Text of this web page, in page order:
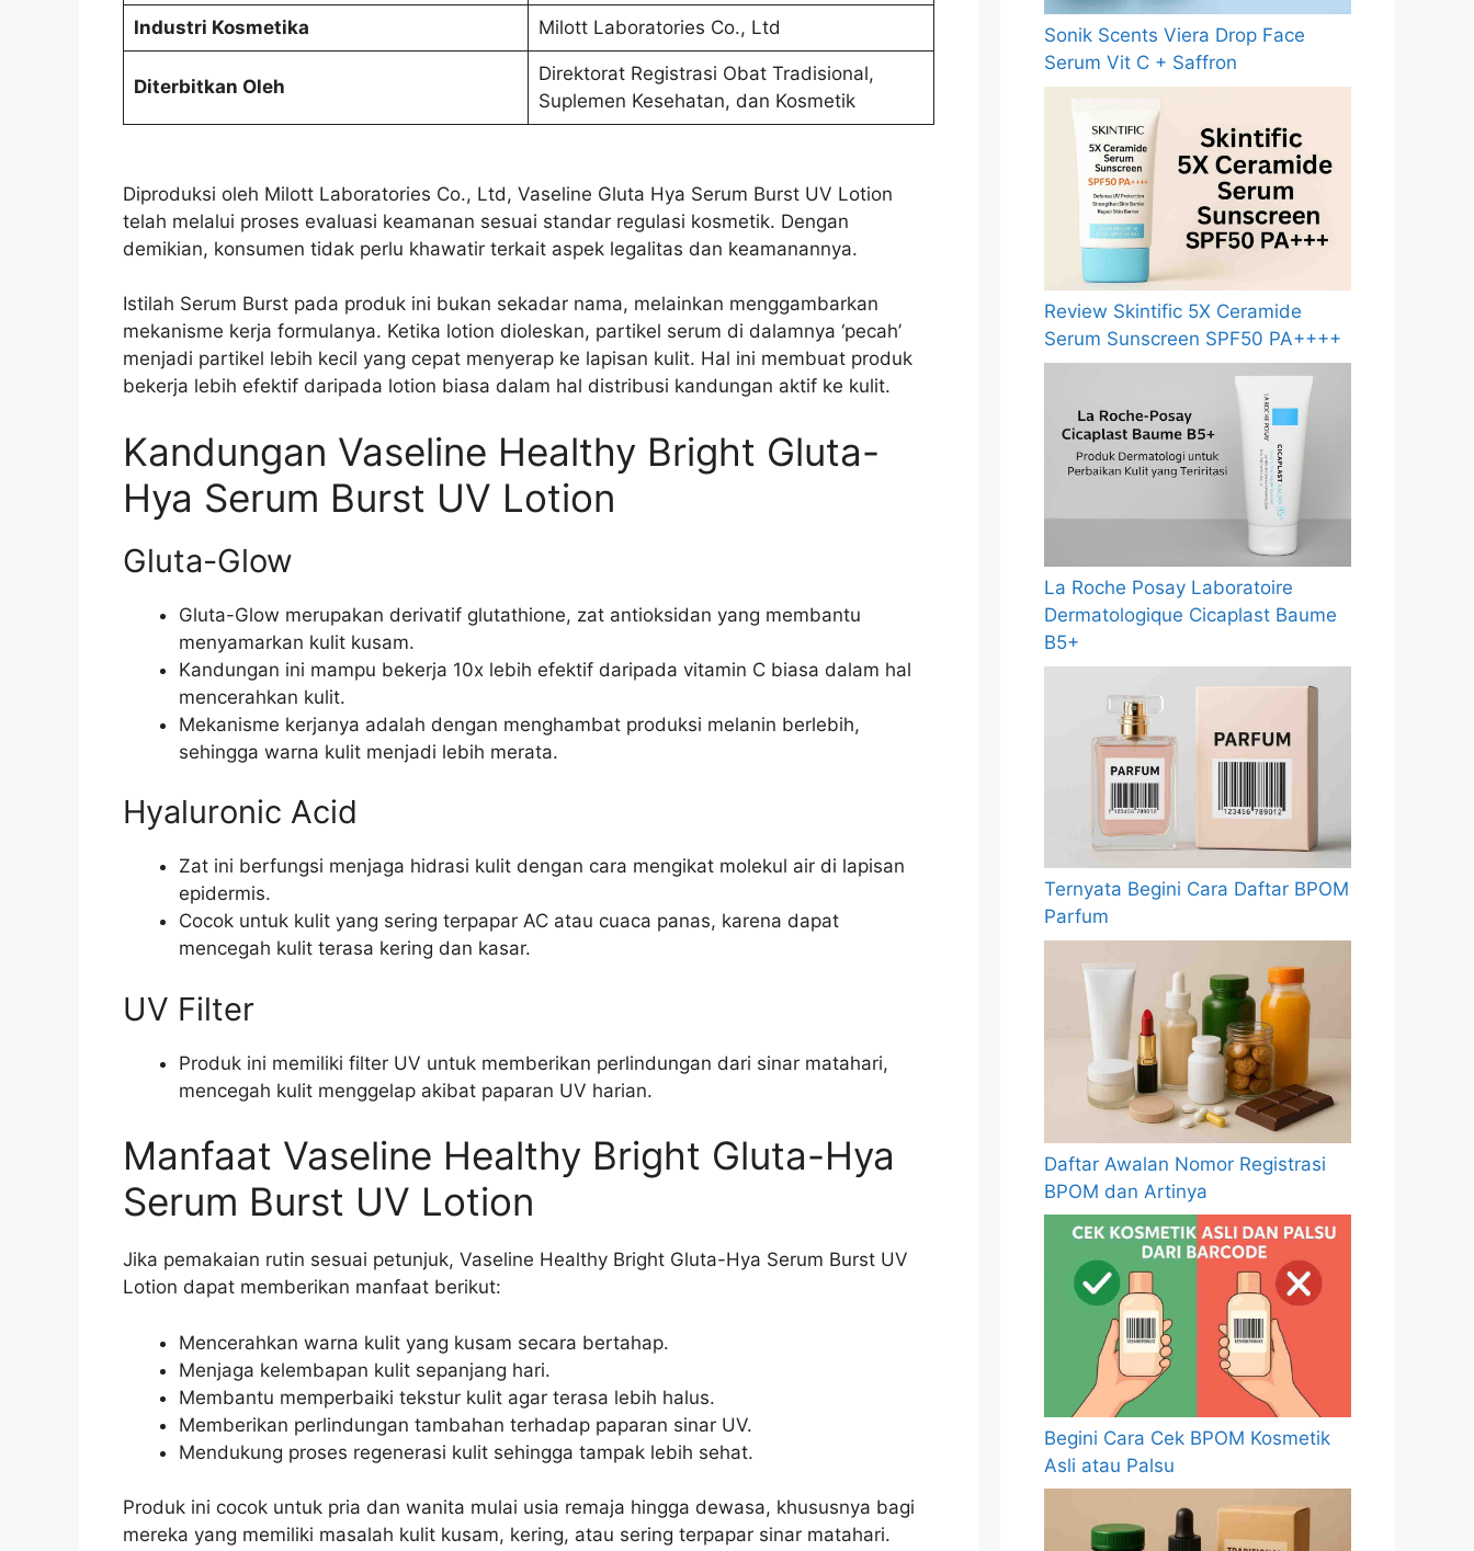
Industri Kosmetika Milott Laboratories Co., Ltd
Diterbitkan Oleh
Direktorat Registrasi Obat Tradisional,
Suplemen Kesehatan, dan Kosmetik
Diproduksi oleh Milott Laboratories Co., Ltd, Vaseline Gluta Hya Serum Burst UV Lotion
telah melalui proses evaluasi keamanan sesuai standar regulasi kosmetik. Dengan
demikian, konsumen tidak perlu khawatir terkait aspek legalitas dan keamanannya.
Istilah Serum Burst pada produk ini bukan sekadar nama, melainkan menggambarkan
mekanisme kerja formulanya. Ketika lotion dioleskan, partikel serum di dalamnya ‘pecah’
menjadi partikel lebih kecil yang cepat menyerap ke lapisan kulit. Hal ini membuat produk
bekerja lebih efektif daripada lotion biasa dalam hal distribusi kandungan aktif ke kulit.
Kandungan Vaseline Healthy Bright Gluta-
Hya Serum Burst UV Lotion
Gluta-Glow
Gluta-Glow merupakan derivatif glutathione, zat antioksidan yang membantu
menyamarkan kulit kusam.
Kandungan ini mampu bekerja 10x lebih efektif daripada vitamin C biasa dalam hal
mencerahkan kulit.
Mekanisme kerjanya adalah dengan menghambat produksi melanin berlebih,
sehingga warna kulit menjadi lebih merata.
Hyaluronic Acid
Zat ini berfungsi menjaga hidrasi kulit dengan cara mengikat molekul air di lapisan
epidermis.
Cocok untuk kulit yang sering terpapar AC atau cuaca panas, karena dapat
mencegah kulit terasa kering dan kasar.
UV Filter
Produk ini memiliki filter UV untuk memberikan perlindungan dari sinar matahari,
mencegah kulit menggelap akibat paparan UV harian.
Manfaat Vaseline Healthy Bright Gluta-Hya
Serum Burst UV Lotion
Jika pemakaian rutin sesuai petunjuk, Vaseline Healthy Bright Gluta-Hya Serum Burst UV
Lotion dapat memberikan manfaat berikut:
Mencerahkan warna kulit yang kusam secara bertahap.
Menjaga kelembapan kulit sepanjang hari.
Membantu memperbaiki tekstur kulit agar terasa lebih halus.
Memberikan perlindungan tambahan terhadap paparan sinar UV.
Mendukung proses regenerasi kulit sehingga tampak lebih sehat.
Produk ini cocok untuk pria dan wanita mulai usia remaja hingga dewasa, khususnya bagi
mereka yang memiliki masalah kulit kusam, kering, atau sering terpapar sinar matahari.
Sonik Scents Viera Drop Face
Serum Vit C + Saffron
Review Skintific 5X Ceramide
Serum Sunscreen SPF50 PA++++
La Roche Posay Laboratoire
Dermatologique Cicaplast Baume
B5+
Ternyata Begini Cara Daftar BPOM
Parfum
Daftar Awalan Nomor Registrasi
BPOM dan Artinya
Begini Cara Cek BPOM Kosmetik
Asli atau Palsu